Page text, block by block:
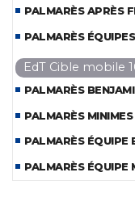
PALMARÈS APRÈS
PALMARÈS
EdT Cible mobile
PALMARÈS
PALMARÈS
PALMARÈS ÉQUIPE
PALMARÈS ÉQUIPE